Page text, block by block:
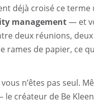
déjà croisé ce terme
management— et
deux réunions,
rames de papier, ce
n’êtes pas seul.
le créateur de Be